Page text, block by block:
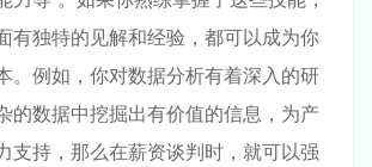
有独特的见解和经验，都可以成为你
。例如，你对数据分析有着深入的研
的数据中挖掘出有价值的信息，为产
支持，那么在薪资谈判时，就可以强